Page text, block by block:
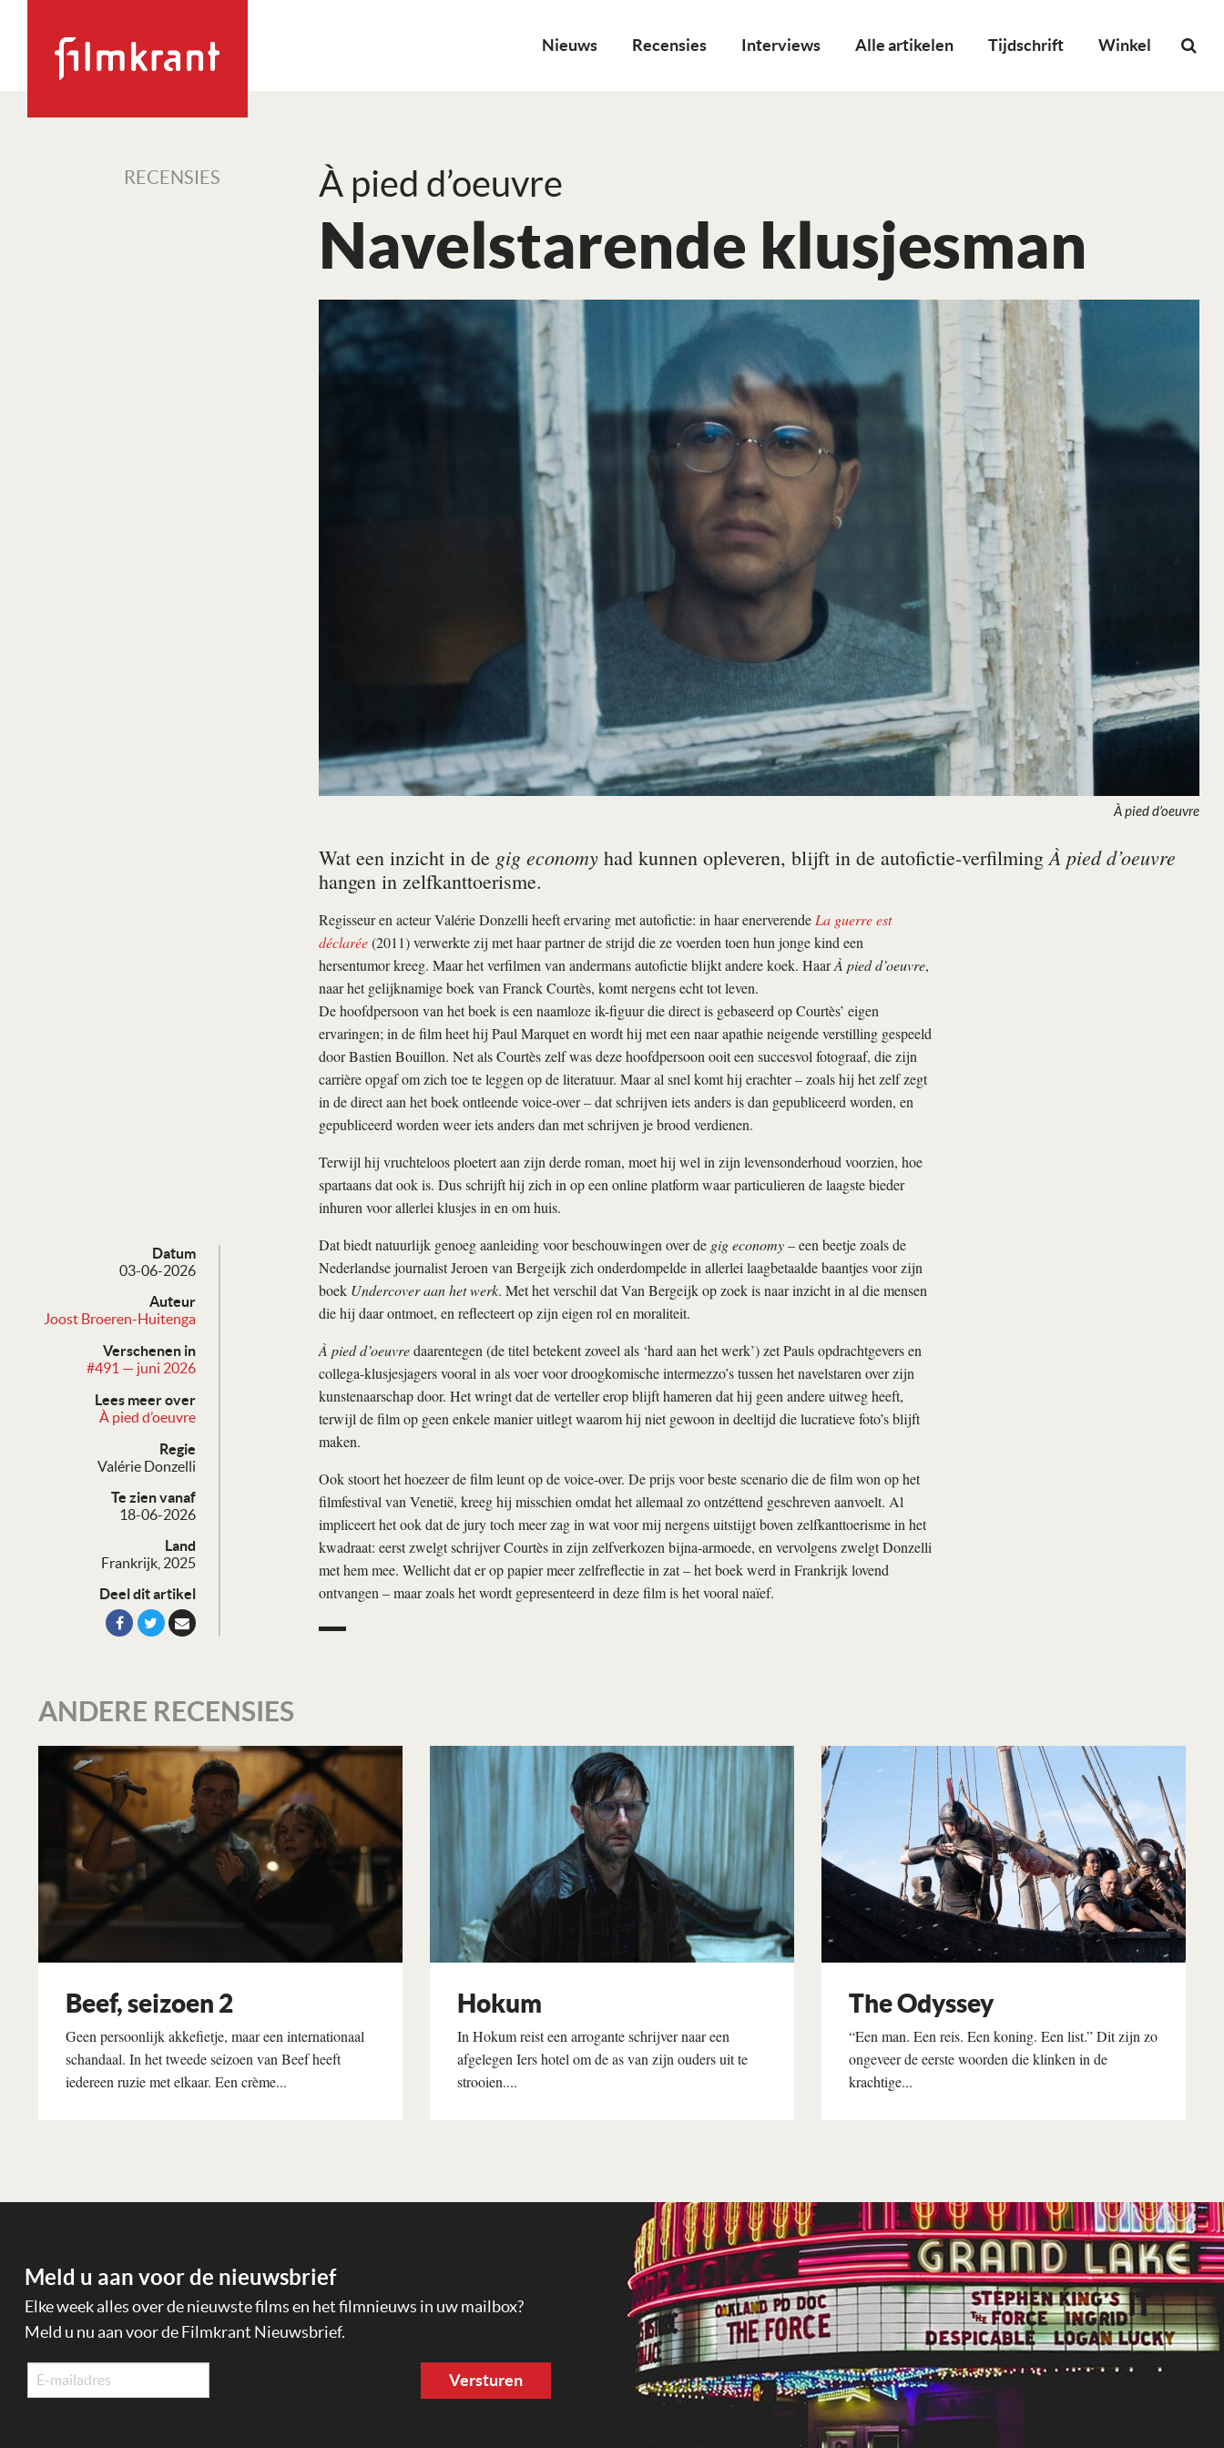
Nieuws Recensies Interviews Alle artikelen Tijdschrift Winkel
RECENSIES À pied d’oeuvre
Navelstarende klusjesman
Datum
03-06-2026
Auteur
Joost Broeren-Huitenga
Verschenen in
#491 — juni 2026
Lees meer over
À pied d’oeuvre
Regie
Valérie Donzelli
Te zien vanaf
18-06-2026
Land
Frankrijk, 2025
Deel dit artikel
À pied d’oeuvre
Wat een inzicht in de gig economyhad kunnen opleveren, blijft in de autofictie-verfilming À pied d’oeuvre
hangen in zelfkanttoerisme.
Regisseur en acteur Valérie Donzelli heeft ervaring met autofictie: in haar enerverende La guerre est
déclarée(2011) verwerkte zij met haar partner de strijd die ze voerden toen hun jonge kind een
hersentumor kreeg. Maar het verfilmen van andermans autofictie blijkt andere koek. HaarÀ pied d’oeuvre,
naar het gelijknamige boek van Franck Courtès, komt nergens echt tot leven.
De hoofdpersoon van het boek is een naamloze ik-figuur die direct is gebaseerd op Courtès’ eigen
ervaringen; in de film heet hij Paul Marquet en wordt hij met een naar apathie neigende verstilling gespeeld
door Bastien Bouillon. Net als Courtès zelf was deze hoofdpersoon ooit een succesvol fotograaf, die zijn
carrière opgaf om zich toe te leggen op de literatuur. Maar al snel komt hij erachter – zoals hij het zelf zegt
in de direct aan het boek ontleende voice-over – dat schrijven iets anders is dan gepubliceerd worden, en
gepubliceerd worden weer iets anders dan met schrijven je brood verdienen.
Terwijl hij vruchteloos ploetert aan zijn derde roman, moet hij wel in zijn levensonderhoud voorzien, hoe
spartaans dat ook is. Dus schrijft hij zich in op een online platform waar particulieren de laagste bieder
inhuren voor allerlei klusjes in en om huis.
Dat biedt natuurlijk genoeg aanleiding voor beschouwingen over de gig economy– een beetje zoals de
Nederlandse journalist Jeroen van Bergeijk zich onderdompelde in allerlei laagbetaalde baantjes voor zijn
boek Undercover aan het werk. Met het verschil dat Van Bergeijk op zoek is naar inzicht in al die mensen
die hij daar ontmoet, en reflecteert op zijn eigen rol en moraliteit.
À pied d’oeuvredaarentegen (de titel betekent zoveel als ‘hard aan het werk’) zet Pauls opdrachtgevers en
collega-klusjesjagers vooral in als voer voor droogkomische intermezzo’s tussen het navelstaren over zijn
kunstenaarschap door. Het wringt dat de verteller erop blijft hameren dat hij geen andere uitweg heeft,
terwijl de film op geen enkele manier uitlegt waarom hij niet gewoon in deeltijd die lucratieve foto’s blijft
maken.
Ook stoort het hoezeer de film leunt op de voice-over. De prijs voor beste scenario die de film won op het
filmfestival van Venetië, kreeg hij misschien omdat het allemaal zo ontzéttend geschreven aanvoelt. Al
impliceert het ook dat de jury toch meer zag in wat voor mij nergens uitstijgt boven zelfkanttoerisme in het
kwadraat: eerst zwelgt schrijver Courtès in zijn zelfverkozen bijna-armoede, en vervolgens zwelgt Donzelli
met hem mee. Wellicht dat er op papier meer zelfreflectie in zat – het boek werd in Frankrijk lovend
ontvangen – maar zoals het wordt gepresenteerd in deze film is het vooral naïef.
ANDERE RECENSIES
Beef, seizoen 2
Geen persoonlijk akkefietje, maar een internationaal
schandaal. In het tweede seizoen van Beef heeft
iedereen ruzie met elkaar. Een crème...
Hokum
In Hokum reist een arrogante schrijver naar een
afgelegen Iers hotel om de as van zijn ouders uit te
strooien....
The Odyssey
“Een man. Een reis. Een koning. Een list.” Dit zijn zo
ongeveer de eerste woorden die klinken in de
krachtige...
Meld u aan voor de nieuwsbrief
Elke week alles over de nieuwste films en het filmnieuws in uw mailbox?
Meld u nu aan voor de Filmkrant Nieuwsbrief.